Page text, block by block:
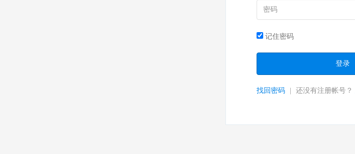
记住密码
登录
找回密码 还没有注册帐号？